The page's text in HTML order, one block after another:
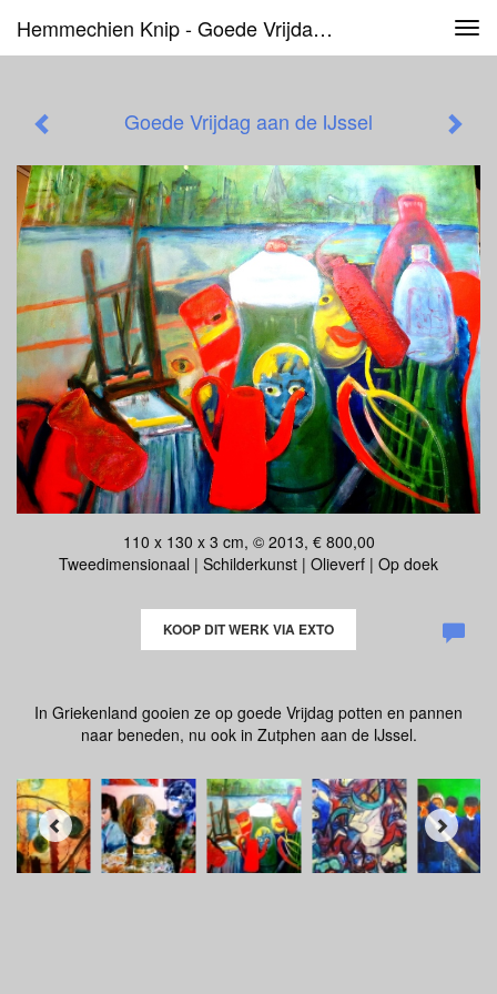
Hemmechien Knip - Goede Vrijdag Aan De IJssel
Goede Vrijdag aan de IJssel
110 x 130 x 3 cm, © 2013, € 800,00
Tweedimensionaal | Schilderkunst | Olieverf | Op doek
KOOP DIT WERK VIA EXTO
In Griekenland gooien ze op goede Vrijdag potten en pannen
naar beneden, nu ook in Zutphen aan de IJssel.